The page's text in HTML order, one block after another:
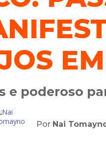
e poderoso
Por Nai